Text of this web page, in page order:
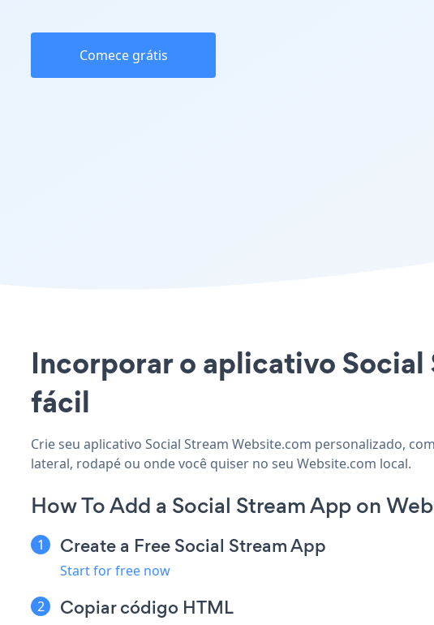
Comece grátis
Incorporar o aplicativo
fácil
Crie seu aplicativo Social Stream Website.com personalizado,
lateral, rodapé ou onde você quiser no seu Website.com local.
How To Add a Social Stream App on
Create a Free Social Stream App
Start for free now
Copiar código HTML